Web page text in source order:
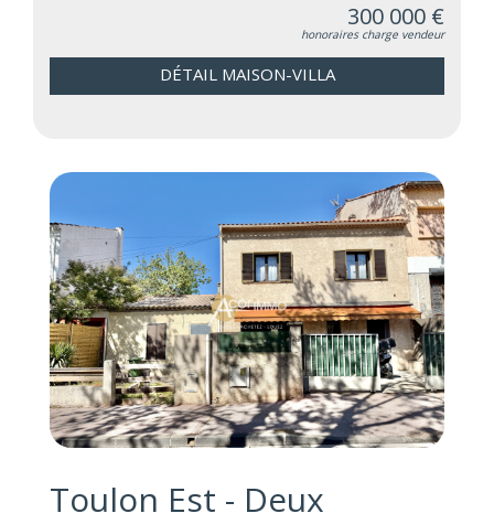
300 000 €
honoraires charge vendeur
DÉTAIL MAISON-VILLA
Toulon Est - Deux